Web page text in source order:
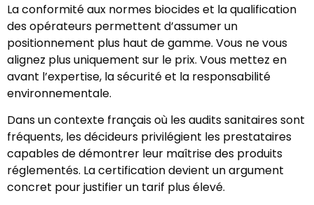
La conformité aux normes biocides et la qualification
des opérateurs permettent d’assumer un
positionnement plus haut de gamme. Vous ne vous
alignez plus uniquement sur le prix. Vous mettez en
avant l’expertise, la sécurité et la responsabilité
environnementale.
Dans un contexte français où les audits sanitaires sont
fréquents, les décideurs privilégient les prestataires
capables de démontrer leur maîtrise des produits
réglementés. La certification devient un argument
concret pour justifier un tarif plus élevé.